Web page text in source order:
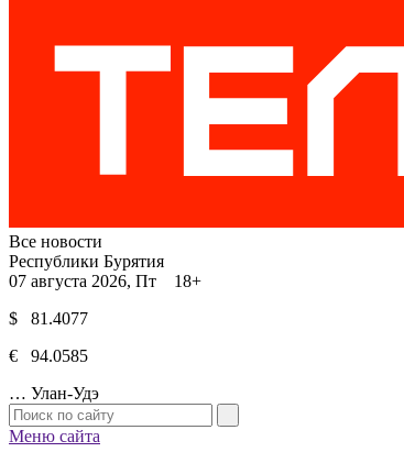
Все новости
Республики Бурятия
07 августа 2026, Пт 18+
$ 81.4077
€ 94.0585
… Улан-Удэ
Меню сайта